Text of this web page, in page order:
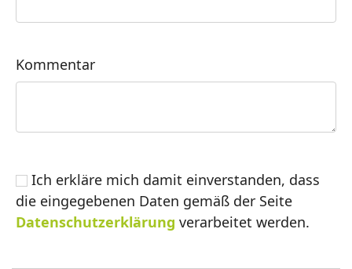
Kommentar
Ich erkläre mich damit einverstanden, dass
die eingegebenen Daten gemäß der Seite
Datenschutzerklärung verarbeitet werden.